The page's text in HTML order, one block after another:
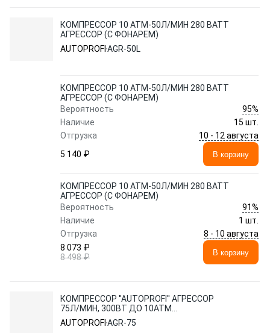
КОМПРЕССОР 10 АТМ-50Л/МИН 280 ВАТТ
АГРЕССОР (С ФОНАРЕМ)
AUTOPROFI AGR-50L
КОМПРЕССОР 10 АТМ-50Л/МИН 280 ВАТТ
АГРЕССОР (С ФОНАРЕМ)
Вероятность
95%
Наличие
15 шт.
Отгрузка
10 - 12 августа
5 140 ₽
В корзину
КОМПРЕССОР 10 АТМ-50Л/МИН 280 ВАТТ
АГРЕССОР (С ФОНАРЕМ)
Вероятность
91%
Наличие
1 шт.
Отгрузка
8 - 10 августа
8 073 ₽
8 498 ₽
В корзину
КОМПРЕССОР ''AUTOPROFI'' АГРЕССОР
75Л/МИН, 300ВТ ДО 10АТМ
ДВУХПОРШНЕВОЙ/ПЕРЕХОДНИК НА
ШТЕКЕР ПРИКУРИ
AUTOPROFI AGR-75